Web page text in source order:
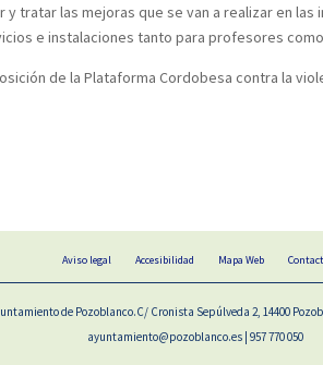
tratar las mejoras que se van a realizar en
e instalaciones tanto para profesores
de la Plataforma Cordobesa contra la
Aviso legal Accesibilidad Mapa Web
de Pozoblanco.C/ Cronista Sepúlveda 2, 14400
ayuntamiento@pozoblanco.es | 957 770 050